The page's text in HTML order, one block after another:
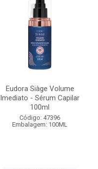
Eudora Siàge Volume
Imediato - Sérum Capilar
100ml
Código: 47396
Embalagem: 100ML